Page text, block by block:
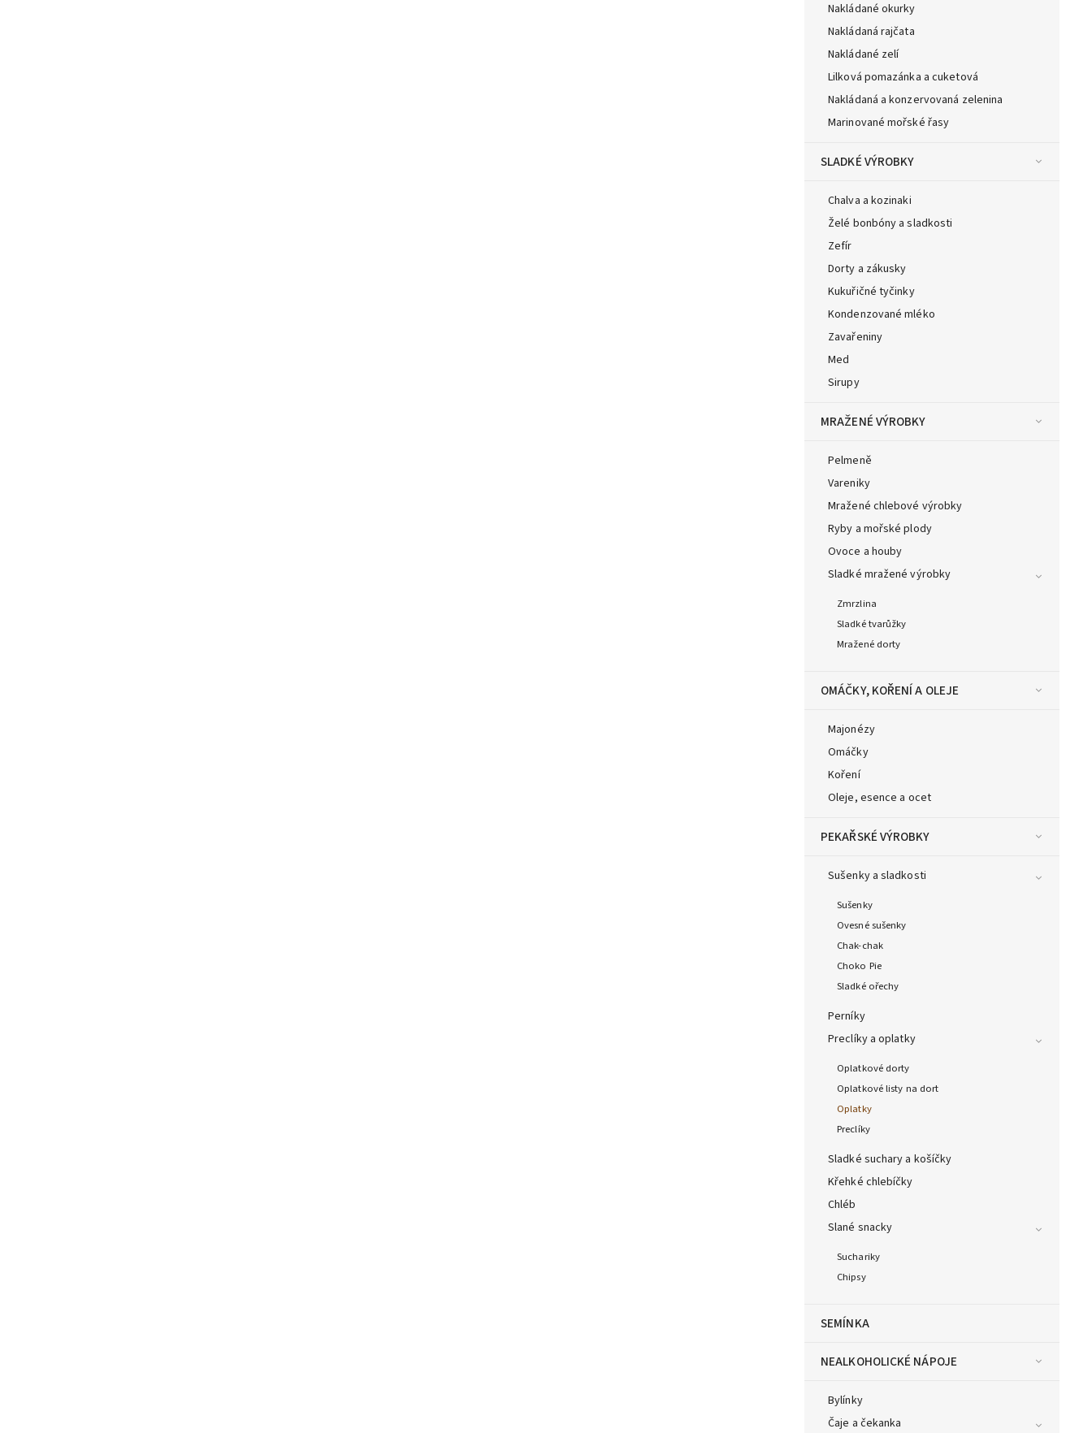
Nakládané okurky
Nakládaná rajčata
Nakládané zelí
Lilková pomazánka a cuketová
Nakládaná a konzervovaná zelenina
Marinované mořské řasy
SLADKÉ VÝROBKY
Chalva a kozinaki
Želé bonbóny a sladkosti
Zefír
Dorty a zákusky
Kukuřičné tyčinky
Kondenzované mléko
Zavařeniny
Med
Sirupy
MRAŽENÉ VÝROBKY
Pelmeně
Vareniky
Mražené chlebové výrobky
Ryby a mořské plody
Ovoce a houby
Sladké mražené výrobky
Zmrzlina
Sladké tvarůžky
Mražené dorty
OMÁČKY, KOŘENÍ A OLEJE
Majonézy
Omáčky
Koření
Oleje, esence a ocet
PEKAŘSKÉ VÝROBKY
Sušenky a sladkosti
Sušenky
Ovesné sušenky
Chak-chak
Choko Pie
Sladké ořechy
Perníky
Preclíky a oplatky
Oplatkové dorty
Oplatkové listy na dort
Oplatky
Preclíky
Sladké suchary a košíčky
Křehké chlebíčky
Chléb
Slané snacky
Suchariky
Chipsy
SEMÍNKA
NEALKOHOLICKÉ NÁPOJE
Bylínky
Čaje a čekanka